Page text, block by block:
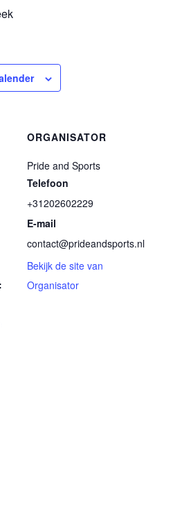
ORGANISATOR
Pride and Sports
Telefoon
+31202602229
E-mail
contact@prideandsports.nl
Bekijk de site van
Organisator